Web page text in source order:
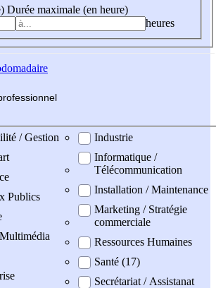
Durée maximale (en heure)
heures
fessionnel
/ Gestion
Publics
Industrie
Informatique /
Télécommunication
Installation / Maintenance
Marketing / Stratégie
commerciale
Ressources Humaines
Santé (17)
Secrétariat / Assistanat